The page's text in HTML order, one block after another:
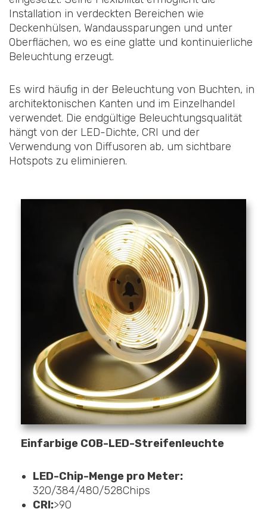
Installation in verdeckten Bereichen wie
Deckenhülsen, Wandaussparungen und unter
Oberflächen, wo es eine glatte und kontinuierliche
Beleuchtung erzeugt.
Es wird häufig in der Beleuchtung von Buchten, in
architektonischen Kanten und im Einzelhandel
verwendet. Die endgültige Beleuchtungsqualität
hängt von der LED-Dichte, CRI und der
Verwendung von Diffusoren ab, um sichtbare
Hotspots zu eliminieren.
Einfarbige COB-LED-Streifenleuchte
LED-Chip-Menge pro Meter:
320/384/480/528Chips
CRI:>90